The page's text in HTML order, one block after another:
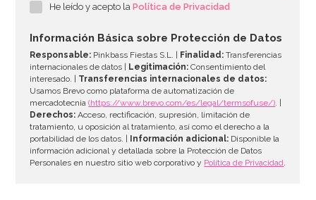
He leído y acepto laPolítica de Privacidad
Información Básica sobre Protección de Datos
Responsable: Pinkbass Fiestas S.L. | Finalidad: Transferencias
internacionales de datos |
Legitimación: Consentimiento del
interesado. | Transferencias internacionales de datos:
Usamos Brevo como plataforma de automatización de
mercadotecnia(https://www.brevo.com/es/legal/termsofuse/). |
Derechos: Acceso, rectificación, supresión, limitación de
tratamiento, u oposición al tratamiento, así como el derecho a la
portabilidad de los datos. |
Información adicional: Disponible la
información adicional y detallada sobre la Protección de Datos
Personales en nuestro sitio web corporativo y Política de Privacidad.